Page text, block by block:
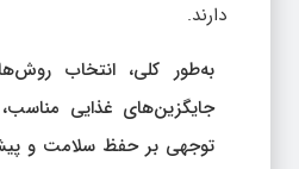
دارند.
به‌طور کلی، انتخاب
جایگزین‌های غذایی مناسب،
توجهی بر حفظ سلامت و